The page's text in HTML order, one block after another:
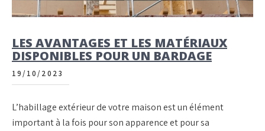
LES AVANTAGES ET LES MATÉRIAUX
DISPONIBLES POUR UN BARDAGE
19/10/2023
L’habillage extérieur de votre maison est un élément
important à la fois pour son apparence et pour sa